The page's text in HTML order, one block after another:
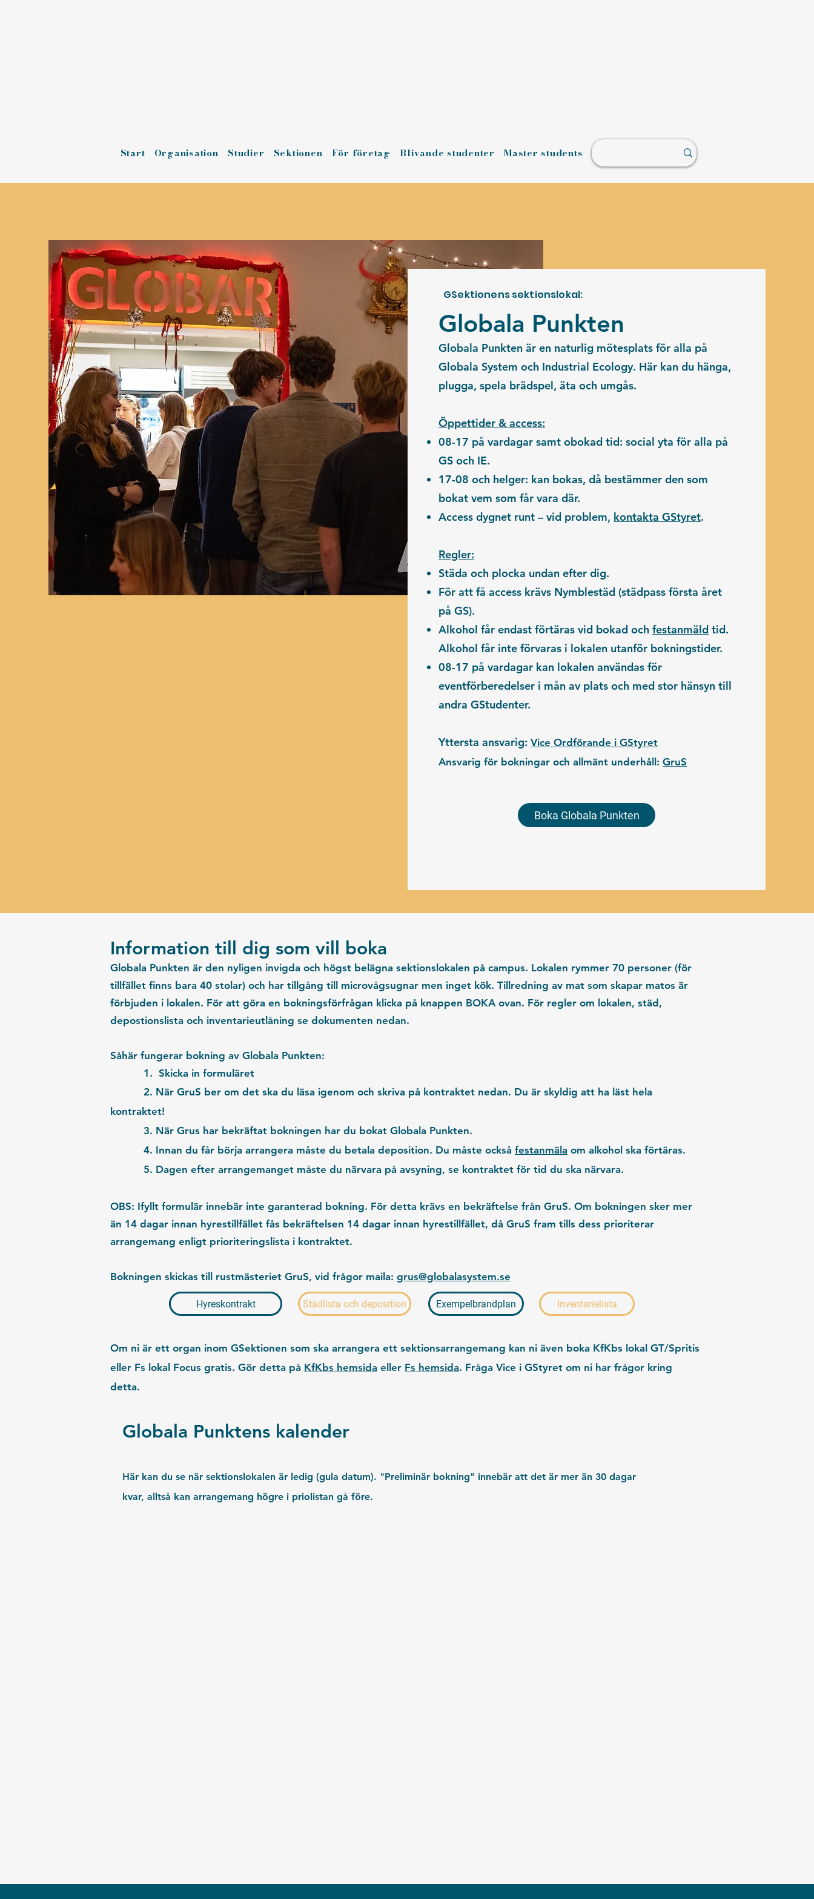
Start Organisation Studier Sektionen För företag Blivande studenter Master students
GSektionens sektionslokal:
Globala Punkten
Globala Punkten är en naturlig mötesplats för alla på
Globala System och Industrial Ecology. Här kan du hänga,
plugga, spela brädspel, äta och umgås.
Öppettider & access:
08-17 på vardagar samt obokad tid: social yta för alla på
GS och IE.
17-08 och helger: kan bokas, då bestämmer den som
bokat vem som får vara där.
Access dygnet runt – vid problem, kontakta GStyret.
Regler:
Städa och plocka undan efter dig.
För att få access krävs Nymblestäd (städpass första året
på GS).
Alkohol får endast förtäras vid bokad ochfestanmäld tid.
Alkohol får inte förvaras i lokalen utanför bokningstider.
08-17 på vardagar kan lokalen användas för
eventförberedelser i mån av plats och med stor hänsyn till
andra GStudenter.
Yttersta ansvarig:Vice Ordförande i GStyret
Ansvarig för bokningar och allmänt underhåll:GruS
Boka Globala Punkten
Information till dig som vill boka
Globala Punkten är den nyligen invigda och högst belägna sektionslokalen på campus. Lokalen rymmer 70 personer (för
tillfället finns bara 40 stolar) och har tillgång till microvågsugnar men inget kök. Tillredning av mat som skapar matos är
förbjuden i lokalen. För att göra en bokningsförfrågan klicka på knappen BOKA ovan. För regler om lokalen, städ,
depostionslista och inventarieutlåning se dokumenten nedan.
Såhär fungerar bokning av Globala Punkten:
1. Skicka in formuläret
2. När GruS ber om det ska du läsa igenom och skriva på kontraktet nedan. Du är skyldig att ha läst hela
kontraktet!
3. När Grus har bekräftat bokningen har du bokat Globala Punkten.
4. Innan du får börja arrangera måste du betala deposition. Du måste också festanmäla om alkohol ska förtäras.
5. Dagen efter arrangemanget måste du närvara på avsyning, se kontraktet för tid du ska närvara.
OBS: Ifyllt formulär innebär inte garanterad bokning. För detta krävs en bekräftelse från GruS. Om bokningen sker mer
än 14 dagar innan hyrestillfället fås bekräftelsen 14 dagar innan hyrestillfället, då GruS fram tills dess prioriterar
arrangemang enligt prioriteringslista i kontraktet.
Bokningen skickas till rustmästeriet GruS, vid frågor maila: grus@globalasystem.se
Om ni är ett organ inom GSektionen som ska arrangera ett sektionsarrangemang kan ni även boka KfKbs lokal GT/Spritis
eller Fs lokal Focus gratis. Gör detta på KfKbs hemsida eller Fs hemsida. Fråga Vice i GStyret om ni har frågor kring
detta.
Hyreskontrakt Städlista och deposition Exempelbrandplan Inventarielista
Globala Punktens kalender
Här kan du se när sektionslokalen är ledig (gula datum). "Preliminär bokning" innebär att det är mer än 30 dagar
kvar, alltså kan arrangemang högre i priolistan gå före.